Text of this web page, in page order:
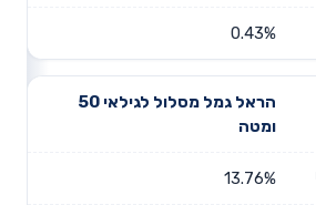
0.43%
הראל גמל מסלול לגילאי 50
ומטה
13.76%